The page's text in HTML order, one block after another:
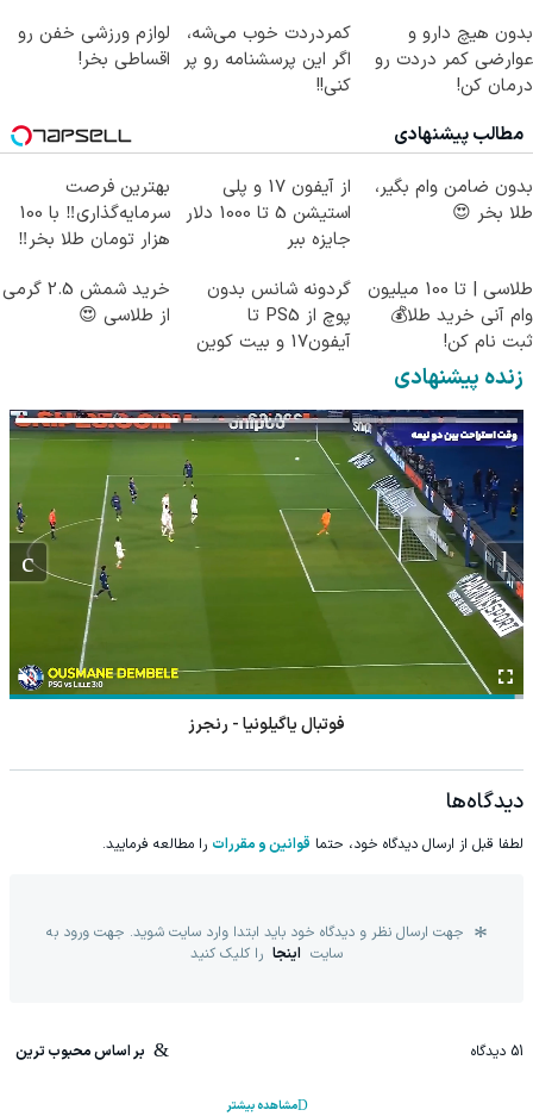
بدون هیچ دارو و
عوارضی کمر دردت رو
درمان کن!
کمردردت خوب می‌شه،
اگر این پرسشنامه رو پر
کنی!!
لوازم ورزشی خفن رو
اقساطی بخر!
مطالب پیشنهادی
بدون ضامن وام بگیر،
طلا بخر 😍
از آیفون 17 و پلی
استیشن 5 تا 1000 دلار
جایزه ببر
بهترین فرصت
سرمایه‌گذاری‼️ با 100
هزار تومان طلا بخر‼️
طلاسی | تا 100 میلیون
وام آنی خرید طلا💰
ثبت نام کن!
گردونه شانس بدون
پوچ از PS5 تا
آیفون17 و بیت کوین
خرید شمش 2.5 گرمی
از طلاسی 😍
زنده پیشنهادی
فوتبال هرادتس کرالووه - بشیکتاش
دیدگاه‌ها
لطفا قبل از ارسال دیدگاه خود، حتما قوانین و مقررات را مطالعه فرمایید.
جهت ارسال نظر و دیدگاه خود باید ابتدا وارد سایت شوید. جهت ورود به
سایت اینجا را کلیک کنید
51 دیدگاه بر اساس محبوب ترین
مشاهده بیشتر